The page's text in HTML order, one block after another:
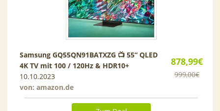
878,99€
999,00€
Samsung GQ55QN91BATXZG 📺 55“ QLED
4K TV mit 100 / 120Hz & HDR10+
10.10.2023
von: amazon.de